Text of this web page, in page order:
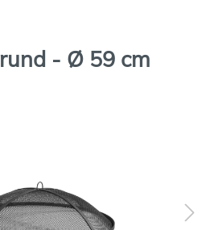
- Ø 59 cm